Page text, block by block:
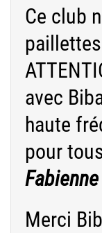
Ce club
avec
haute
pour
Merci